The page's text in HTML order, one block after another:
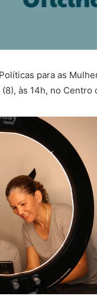
para as
às 14h, no Centro